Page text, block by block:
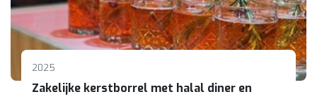
2025
Zakelijke kerstborrel met halal diner en